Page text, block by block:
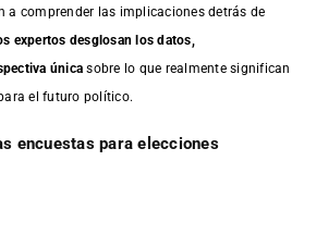
a comprender las implicaciones detrás de
expertos desglosan los datos,
única sobre lo que realmente significan
el futuro político.
encuestas para elecciones